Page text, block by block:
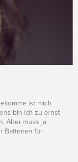
ist mich
bin ich zu ernst
Aber muss ja
Batterien für